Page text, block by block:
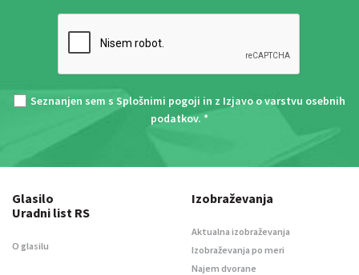
Seznanjen sem s Splošnimi pogoji in z Izjavo o varstvu osebnih
podatkov. *
Glasilo
Uradni list RS
O glasilu
Izobraževanja
Aktualna izobraževanja
Izobraževanja po meri
Najem dvorane